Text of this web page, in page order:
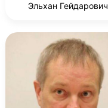
Эльхан Гейдарович